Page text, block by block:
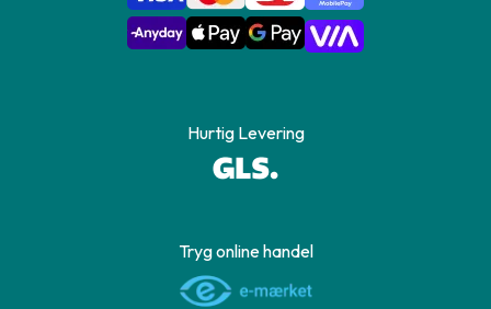
Hurtig Levering
Tryg online handel